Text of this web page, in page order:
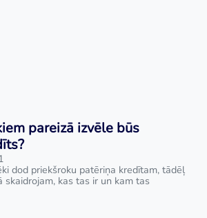
pareizā izvēle būs
dod priekšroku patēriņa kredītam, tādēļ
skaidrojam, kas tas ir un kam tas